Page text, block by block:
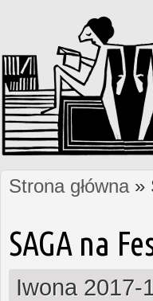
Jesteś tutaj
Strona główna»
SAGA na
Iwona 2017-